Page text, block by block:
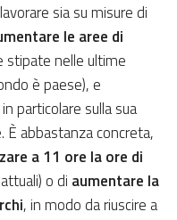
sia su misure di
le aree di
nelle ultime
è paese), e
particolare sulla sua
abbastanza concreta,
a 11 ore la ore di
o di aumentare la
, in modo da riuscire a